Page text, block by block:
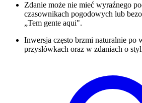
Zdanie może nie mieć wyraźnego
czasownikach pogodowych lub
„Tem gente aqui".
Inwersja często brzmi naturalnie po
przysłówkach oraz w zdaniach o